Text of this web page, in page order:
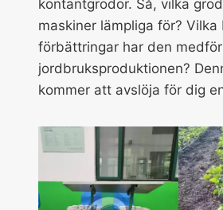
kontantgrödor. Så, vilka
maskiner lämpliga för?
förbättringar har den
jordbruksproduktionen?
kommer att avslöja för dig